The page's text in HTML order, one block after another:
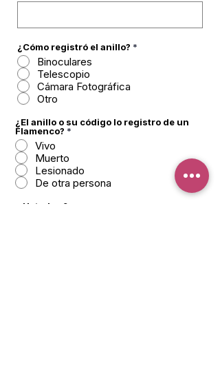
¿Cómo registró el anillo? *
Binoculares
Telescopio
Cámara Fotográfica
Otro
¿El anillo o su código lo registro de un
Flamenco? *
Vivo
Muerto
Lesionado
De otra persona
¿Usted es?